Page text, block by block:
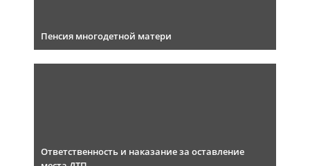
Пенсия многодетной матери
Ответственность и наказание за оставление